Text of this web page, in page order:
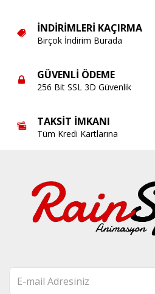
İNDIRIMLERI KAÇIRMA
Birçok İndirim Burada
GÜVENLI ÖDEME
256 Bit SSL 3D Güvenlik
TAKSIT İMKANI
Tüm Kredi Kartlarına